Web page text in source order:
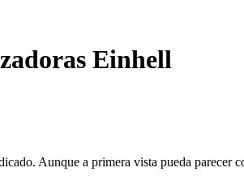
Einhell
Aunque a primera vista pueda parecer